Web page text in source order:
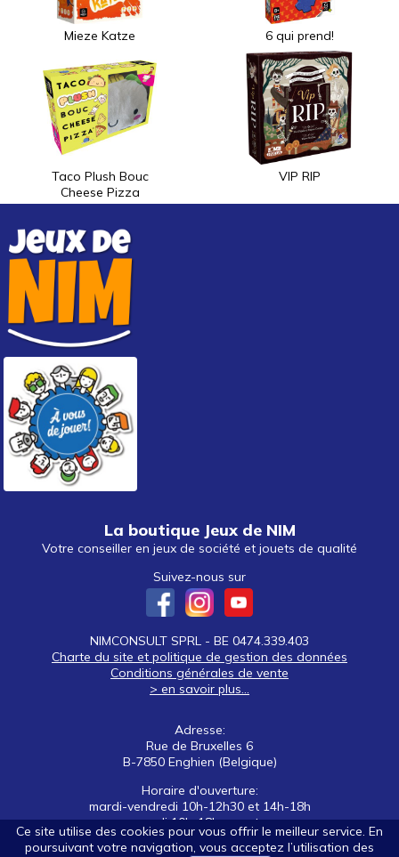
Mieze Katze 6 qui prend!
Taco Plush Bouc
Cheese Pizza
VIP RIP
La boutique Jeux de NIM
Votre conseiller en jeux de société et jouets de qualité
Suivez-nous sur
NIMCONSULT SPRL - BE 0474.339.403
Charte du site et politique de gestion des données
Conditions générales de vente
> en savoir plus...
Adresse:
Rue de Bruxelles 6
B-7850 Enghien (Belgique)
Horaire d'ouverture:
mardi-vendredi 10h-12h30 et 14h-18h
samedi 10h-18h non stop
Tél: +32 (0)2 395 92 88
Ce site utilise des cookies pour vous offrir le meilleur service. En
poursuivant votre navigation, vous acceptez l’utilisation des